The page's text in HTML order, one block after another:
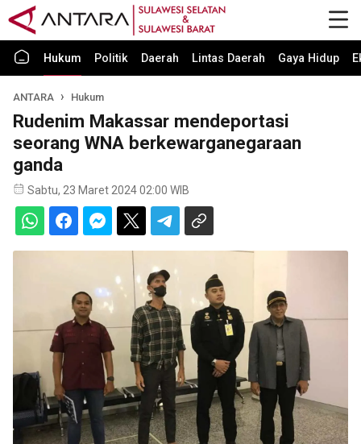
Hukum Politik Daerah Lintas Daerah Gaya Hidup
ANTARA Hukum
Rudenim Makassar mendeportasi
seorang WNA berkewarganegaraan
ganda
Sabtu, 23 Maret 2024 02:00 WIB